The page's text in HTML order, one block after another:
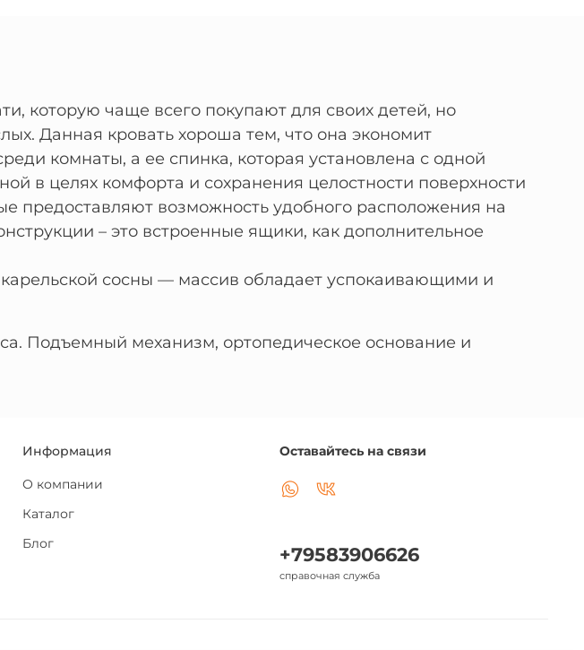
которую чаще всего покупают для своих детей, но
Данная кровать хороша тем, что она экономит
комнаты, а ее спинка, которая установлена с одной
в целях комфорта и сохранения целостности поверхности
предоставляют возможность удобного расположения на
– это встроенные ящики, как дополнительное
сосны — массив обладает успокаивающими и
Подъемный механизм, ортопедическое основание и
Информация
О компании
Каталог
Блог
Оставайтесь на связи
+79583906626
справочная служба